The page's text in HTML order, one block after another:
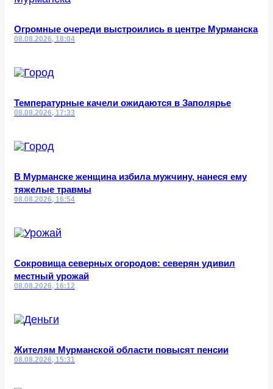
Огромные очереди выстроились в центре Мурманска
08.08.2026, 18:04
Температурные качели ожидаются в Заполярье
08.08.2026, 17:33
В Мурманске женщина избила мужчину, нанеся ему
тяжелые травмы
08.08.2026, 16:54
Сокровища северных огородов: северян удивил
местный урожай
08.08.2026, 16:12
Жителям Мурманской области повысят пенсии
08.08.2026, 15:31